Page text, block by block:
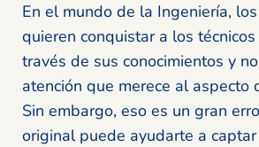
En el mundo de la Ingeniería,
quieren conquistar a los
través de sus conocimientos y
atención que merece al aspecto
Sin embargo, eso es un gran
original puede ayudarte a